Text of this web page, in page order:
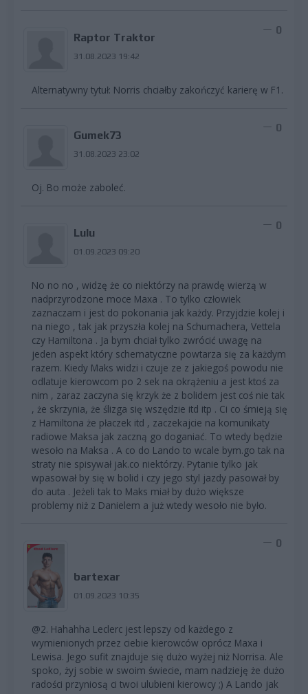
Raptor Traktor
31.08.2023 19:42
0
Alternatywny tytuł: Norris chciałby zakończyć karierę w F1.
Gumek73
31.08.2023 23:02
0
Oj. Bo może zaboleć.
Lulu
01.09.2023 09:20
0
No no no , widzę że co niektórzy na prawdę wierzą w
nadprzyrodzone moce Maxa . To tylko człowiek
zaznaczam i jest do pokonania jak każdy. Przyjdzie kolej i
na niego , tak jak przyszła kolej na Schumachera, Vettela
czy Hamiltona . Ja bym chciał tylko zwrócić uwagę na
jeden aspekt który schematyczne powtarza się za każdym
razem. Kiedy Maks widzi i czuje ze z jakiegoś powodu nie
odlatuje kierowcom po 2 sek na okrążeniu a jest ktoś za
nim , zaraz zaczyna się krzyk że z bolidem jest coś nie tak
, że skrzynia, że ślizga się wszędzie itd itp . Ci co śmieją się
z Hamiltona że płaczek itd , zaczekajcie na komunikaty
radiowe Maksa jak zaczną go doganiać. To wtedy będzie
wesoło na Maksa . A co do Lando to wcale bym.go tak na
straty nie spisywał jak.co niektórzy. Pytanie tylko jak
wpasował by się w bolid i czy jego styl jazdy pasował by
do auta . Jeżeli tak to Maks miał by dużo większe
problemy niż z Danielem a już wtedy wesoło nie było.
bartexar
01.09.2023 10:35
0
@2. Hahahha Leclerc jest lepszy od każdego z
wymienionych przez ciebie kierowców oprócz Maxa i
Lewisa. Jego sufit znajduje się dużo wyżej niż Norrisa. Ale
spoko, żyj sobie w swoim świecie, mam nadzieję że dużo
radości przyniosą ci twoi ulubieni kierowcy ;) A Lando jak